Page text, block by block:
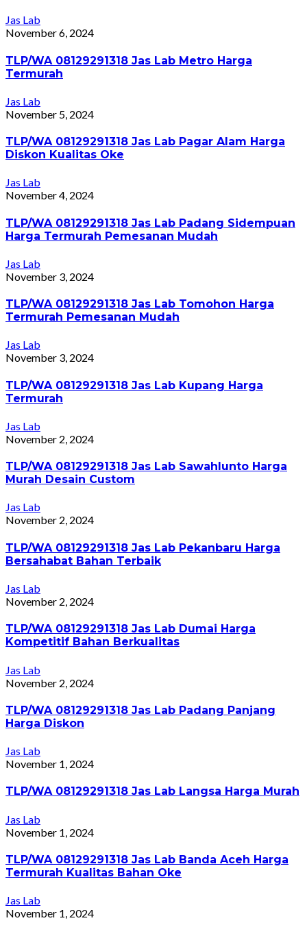
Jas Lab
November 6, 2024
TLP/WA 08129291318 Jas Lab Metro Harga
Termurah
Jas Lab
November 5, 2024
TLP/WA 08129291318 Jas Lab Pagar Alam Harga
Diskon Kualitas Oke
Jas Lab
November 4, 2024
TLP/WA 08129291318 Jas Lab Padang Sidempuan
Harga Termurah Pemesanan Mudah
Jas Lab
November 3, 2024
TLP/WA 08129291318 Jas Lab Tomohon Harga
Termurah Pemesanan Mudah
Jas Lab
November 3, 2024
TLP/WA 08129291318 Jas Lab Kupang Harga
Termurah
Jas Lab
November 2, 2024
TLP/WA 08129291318 Jas Lab Sawahlunto Harga
Murah Desain Custom
Jas Lab
November 2, 2024
TLP/WA 08129291318 Jas Lab Pekanbaru Harga
Bersahabat Bahan Terbaik
Jas Lab
November 2, 2024
TLP/WA 08129291318 Jas Lab Dumai Harga
Kompetitif Bahan Berkualitas
Jas Lab
November 2, 2024
TLP/WA 08129291318 Jas Lab Padang Panjang
Harga Diskon
Jas Lab
November 1, 2024
TLP/WA 08129291318 Jas Lab Langsa Harga Murah
Jas Lab
November 1, 2024
TLP/WA 08129291318 Jas Lab Banda Aceh Harga
Termurah Kualitas Bahan Oke
Jas Lab
November 1, 2024